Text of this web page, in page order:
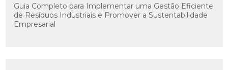
Guia Completo para Implementar uma Gestão Eficiente
de Resíduos Industriais e Promover a Sustentabilidade
Empresarial